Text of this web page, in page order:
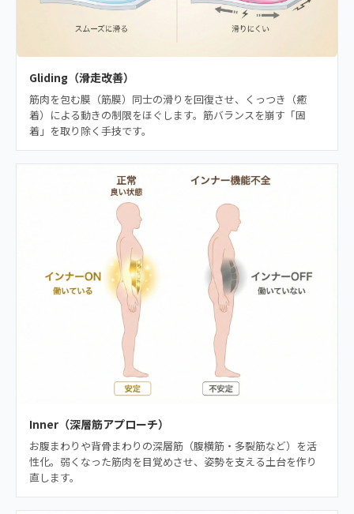
Gliding（滑走改善）
筋肉を包む膜（筋膜）同士の滑りを回復させ、くっつき（癒
着）による動きの制限をほぐします。筋バランスを崩す「固
着」を取り除く手技です。
Inner（深層筋アプローチ）
お腹まわりや背骨まわりの深層筋（腹横筋・多裂筋など）を活
性化。弱くなった筋肉を目覚めさせ、姿勢を支える土台を作り
直します。